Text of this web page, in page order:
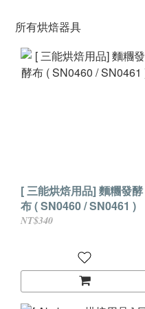
所有烘焙器具
[ 三能烘焙用品] 麵糰發酵
布 ( SN0460 / SN0461 )
NT$340